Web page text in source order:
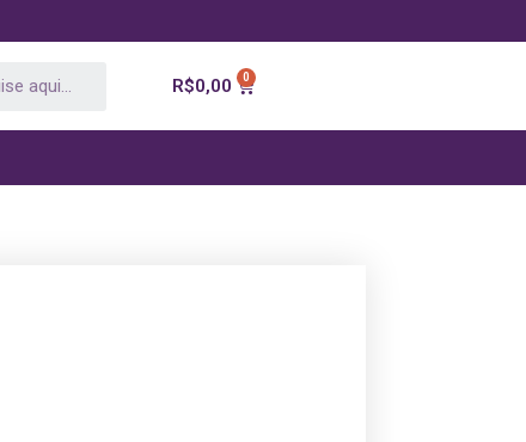
R$0,00